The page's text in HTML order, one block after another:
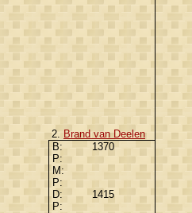
2. Brand van Deelen
B:
1370
P:
M:
P:
D:
1415
P: